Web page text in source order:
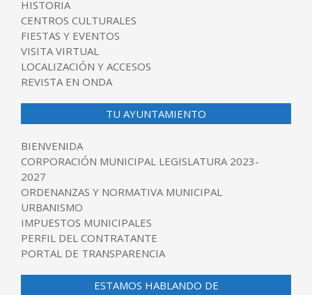
HISTORIA
CENTROS CULTURALES
FIESTAS Y EVENTOS
VISITA VIRTUAL
LOCALIZACIÓN Y ACCESOS
REVISTA EN ONDA
TU AYUNTAMIENTO
BIENVENIDA
CORPORACIÓN MUNICIPAL LEGISLATURA 2023-
2027
ORDENANZAS Y NORMATIVA MUNICIPAL
URBANISMO
IMPUESTOS MUNICIPALES
PERFIL DEL CONTRATANTE
PORTAL DE TRANSPARENCIA
ESTAMOS HABLANDO DE